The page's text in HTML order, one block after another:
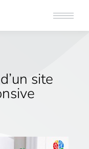
site